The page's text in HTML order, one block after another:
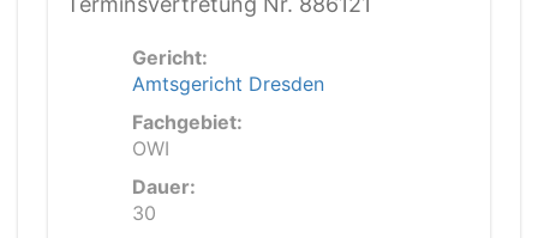
Gericht:
Amtsgericht Dresden
Fachgebiet:
OWI
Dauer:
30